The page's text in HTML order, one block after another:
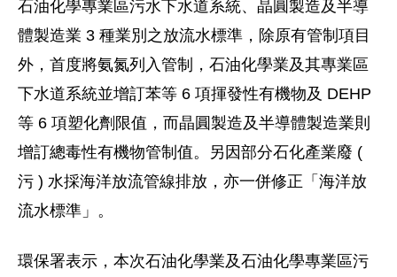
石油化學專業區污水下水道系統、晶圓製造及半導
體製造業 3 種業別之放流水標準，除原有管制項目
外，首度將氨氮列入管制，石油化學業及其專業區
下水道系統並增訂苯等 6 項揮發性有機物及 DEHP
等 6 項塑化劑限值，而晶圓製造及半導體製造業則
增訂總毒性有機物管制值。另因部分石化產業廢 (
污 ) 水採海洋放流管線排放，亦一併修正「海洋放
流水標準」。
環保署表示，本次石油化學業及石油化學專業區污